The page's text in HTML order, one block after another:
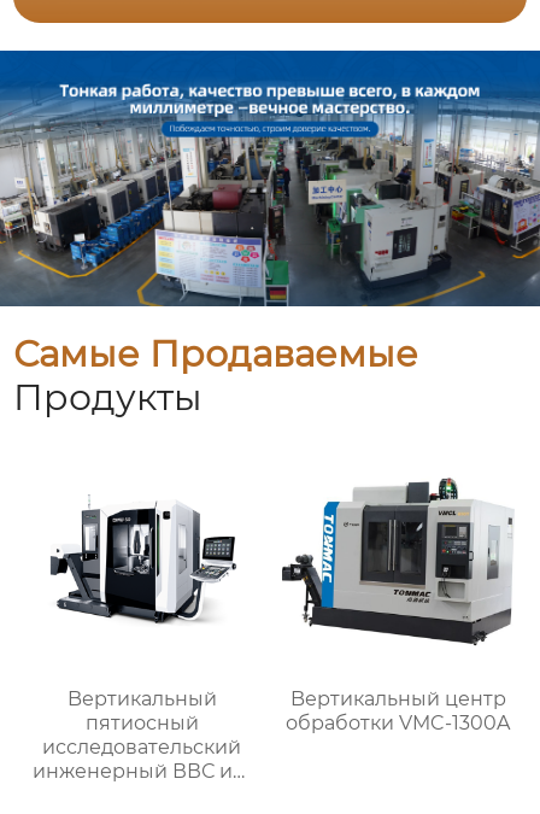
Самые Продаваемые
Продукты
Bертикальный
пятиосный
исследовательский
инженерный ВВС им.
Bертикальный центр
обработки VMC-1300A